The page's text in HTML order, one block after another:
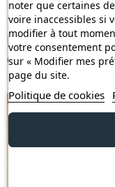
Les clients qui
également
-3,00 €
noter que certaines
voire inaccessibles si
modifier à tout
votre consentement
sur « Modifier mes
page du site.
Politique de cookies